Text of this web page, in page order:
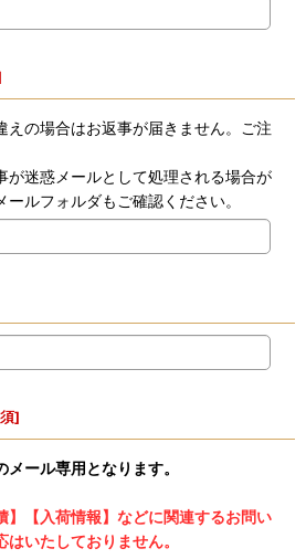
えの場合はお返事が届きません。ご注
が迷惑メールとして処理される場合が
ルフォルダもご確認ください。
]
ール専用となります。
】【入荷情報】などに関連するお問い
いたしておりません。